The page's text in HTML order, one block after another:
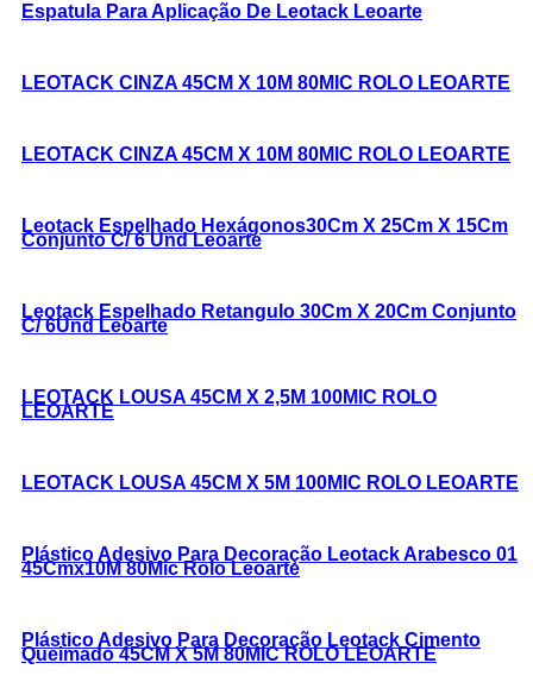
Espatula Para Aplicação De Leotack Leoarte
LEOTACK CINZA 45CM X 10M 80MIC ROLO LEOARTE
LEOTACK CINZA 45CM X 10M 80MIC ROLO LEOARTE
Leotack Espelhado Hexágonos30Cm X 25Cm X 15Cm
Conjunto C/ 6 Und Leoarte
Leotack Espelhado Retangulo 30Cm X 20Cm Conjunto
C/ 6Und Leoarte
LEOTACK LOUSA 45CM X 2,5M 100MIC ROLO
LEOARTE
LEOTACK LOUSA 45CM X 5M 100MIC ROLO LEOARTE
Plástico Adesivo Para Decoração Leotack Arabesco 01
45Cmx10M 80Mic Rolo Leoarte
Plástico Adesivo Para Decoração Leotack Cimento
Queimado 45CM X 5M 80MIC ROLO LEOARTE